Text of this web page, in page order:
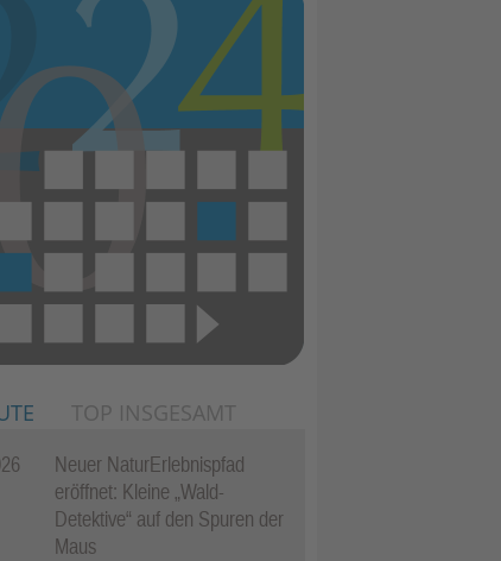
TOP INSGESAMT
Neuer NaturErlebnispfad
eröffnet: Kleine „Wald-
Detektive“ auf den Spuren der
Maus